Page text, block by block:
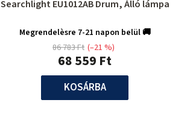
Searchlight EU1012AB Drum, Álló lámpa
Megrendelèsre 7-21 napon belül 🚚
68 559 Ft
86 783 Ft (–21 %)
KOSÁRBA